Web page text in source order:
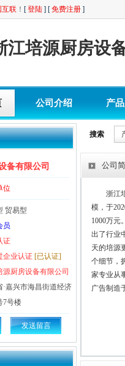
互联 ！ [登陆 ] [免费注册 ]
江培源厨房设
公司介绍 产
备有限公司
位
贸易型
员
证
企业认证 [已认证]
源厨房设备有限公司
·嘉兴市海昌街道经济
7号楼
发送留言
搜索
公司
浙江
模，于
1000万元
出了行业
天的培源
个细节，
家专业从
广告制造